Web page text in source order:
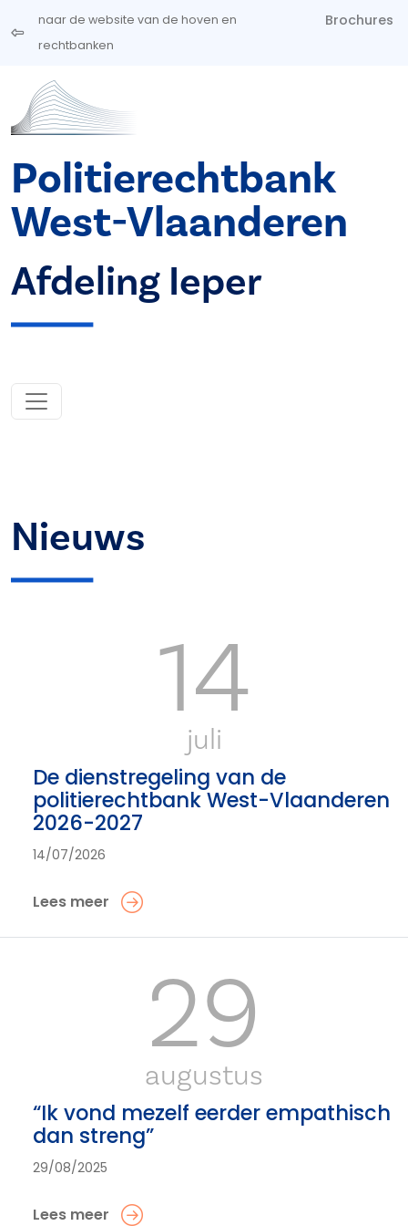
Overslaan en naar de inhoud gaan
naar de website van de hoven en
rechtbanken
Brochures
Politierechtbank
West-Vlaanderen
Afdeling Ieper
Nieuws
14
juli
De dienstregeling van de
politierechtbank West-Vlaanderen
2026-2027
14/07/2026
Lees meer
29
augustus
“Ik vond mezelf eerder empathisch
dan streng”
29/08/2025
Lees meer